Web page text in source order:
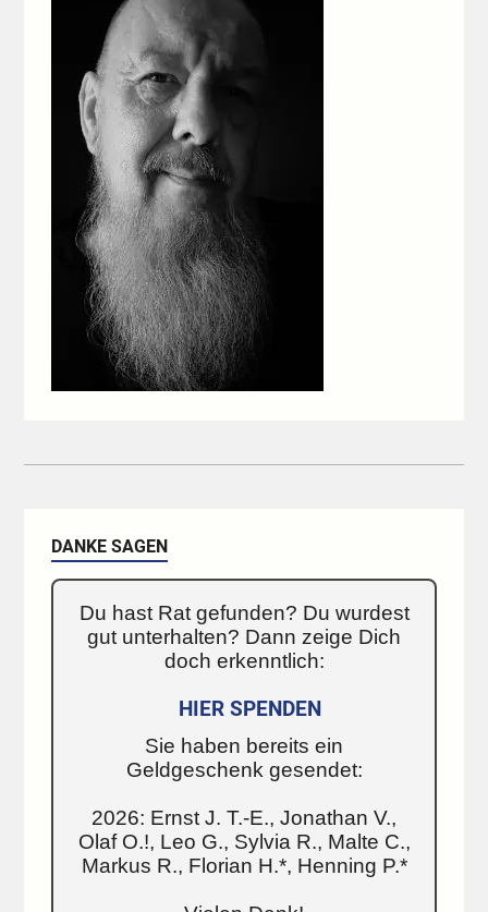
DANKE SAGEN
Du hast Rat gefunden? Du wurdest
gut unterhalten? Dann zeige Dich
doch erkenntlich:
HIER SPENDEN
Sie haben bereits ein
Geldgeschenk gesendet:
2026: Ernst J. T.-E., Jonathan V.,
Olaf O.!, Leo G., Sylvia R., Malte C.,
Markus R., Florian H.*, Henning P.*